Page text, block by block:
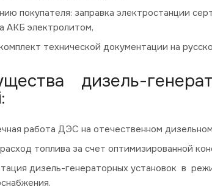
покупателя: заправка электростанции
АКБ электролитом,
технической документации на
дизель-
работа ДЭС на отечественном
топлива за счет оптимизированной
дизель-генераторных установок в